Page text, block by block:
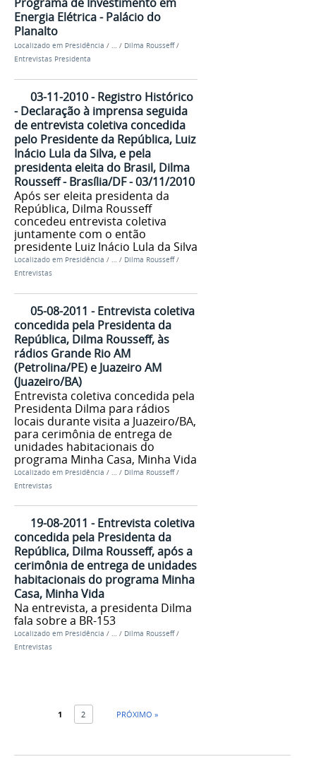
Energia Elétrica - Palácio do
Planalto
Localizado em Presidência / … / Dilma Rousseff /
Entrevistas Presidenta
03-11-2010 - Registro Histórico
- Declaração à imprensa seguida
de entrevista coletiva concedida
pelo Presidente da República, Luiz
Inácio Lula da Silva, e pela
presidenta eleita do Brasil, Dilma
Rousseff - Brasília/DF - 03/11/2010
Após ser eleita presidenta da
República, Dilma Rousseff
concedeu entrevista coletiva
juntamente com o então
presidente Luiz Inácio Lula da Silva
Localizado em Presidência / … / Dilma Rousseff /
Entrevistas
05-08-2011 - Entrevista coletiva
concedida pela Presidenta da
República, Dilma Rousseff, às
rádios Grande Rio AM
(Petrolina/PE) e Juazeiro AM
(Juazeiro/BA)
Entrevista coletiva concedida pela
Presidenta Dilma para rádios
locais durante visita a Juazeiro/BA,
para cerimônia de entrega de
unidades habitacionais do
programa Minha Casa, Minha Vida
Localizado em Presidência / / Dilma Rousseff /
Entrevistas
19-08-2011 - Entrevista coletiva
concedida pela Presidenta da
República, Dilma Rousseff, após a
cerimônia de entrega de unidades
habitacionais do programa Minha
Casa, Minha Vida
Na entrevista, a presidenta Dilma
fala sobre a BR-153
Localizado em Presidência / … / Dilma Rousseff /
Entrevistas
1 2 PRÓXIMO »